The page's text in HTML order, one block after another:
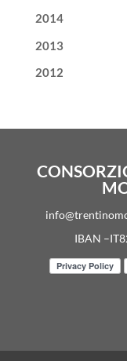
2014
2013
2012
IBAN